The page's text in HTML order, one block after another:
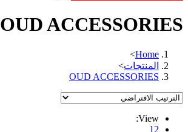
OUD ACCESSORIES
Home
>
المنتجات>
OUD ACCESSORIES
View:
12